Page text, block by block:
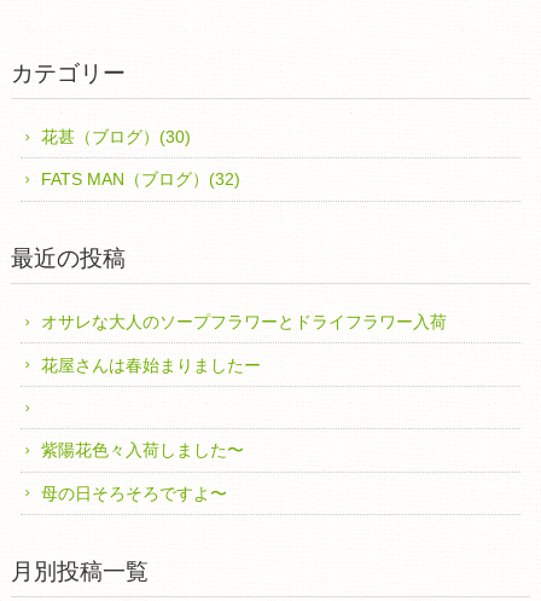
カテゴリー
花甚（ブログ）(30)
FATS MAN（ブログ）(32)
最近の投稿
オサレな大人のソープフラワーとドライフラワー入荷
花屋さんは春始まりましたー
紫陽花色々入荷しました〜
母の日そろそろですよ〜
月別投稿一覧